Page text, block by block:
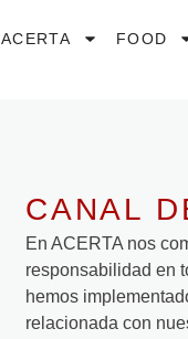
ACERTA FOOD
CANAL
En ACERTA nos
responsabilidad en
hemos
relacionada con